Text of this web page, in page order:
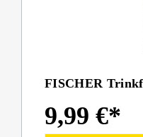
FISCHER
9,99 €*